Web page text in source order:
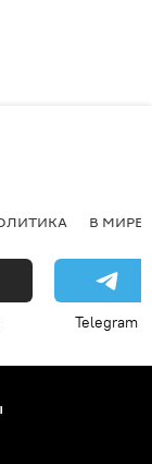
В МИРЕ
Telegram